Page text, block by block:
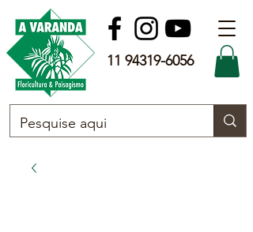
11 94319-6056